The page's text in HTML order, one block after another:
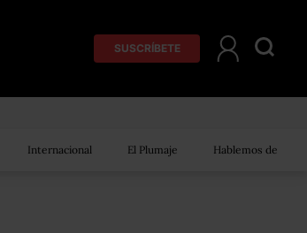
SUSCRÍBETE
Internacional El Plumaje Hablemos de